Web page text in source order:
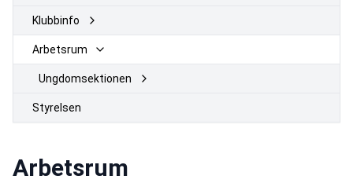
Klubbinfo
Arbetsrum
Ungdomsektionen
Styrelsen
Arbetsrum